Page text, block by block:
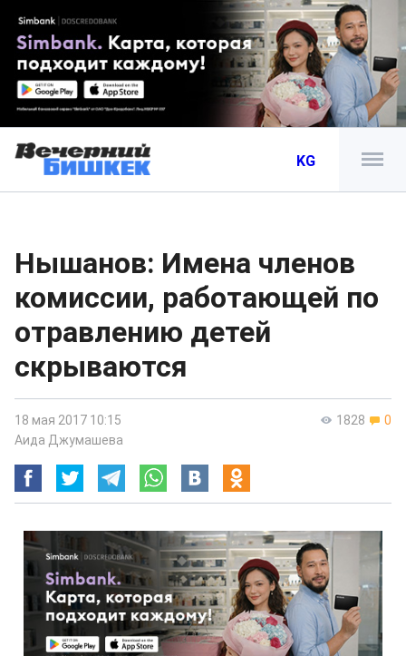
KG
Нышанов: Имена членов
комиссии, работающей по
отравлению детей
скрываются
1828 0
18 мая 2017 10:15
Аида Джумашева